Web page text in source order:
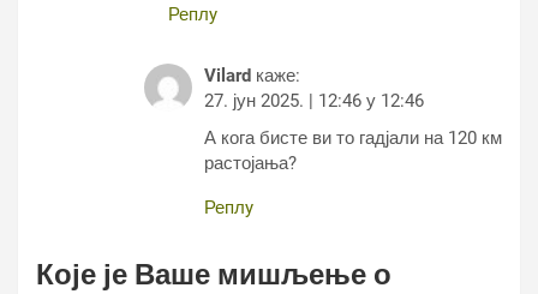
Реплy
Vilard каже:
27. јун 2025. | 12:46 у 12:46
А кога бисте ви то гадјали на 120 км
растојања?
Реплy
Које је Ваше мишљење о